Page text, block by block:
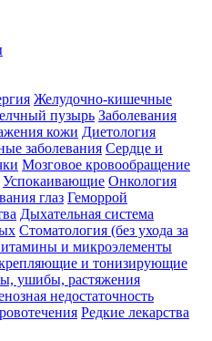
Желудочно-кишечные
пузырь Заболевания
кожи Диетология
заболевания Сердце и
Мозговое кровообращение
Успокаивающие Онкология
глаз Геморрой
Дыхательная система
Стоматология (без ухода за
и микроэлементы
и тонизирующие
ушибы, растяжения
недостаточность
Редкие лекарства